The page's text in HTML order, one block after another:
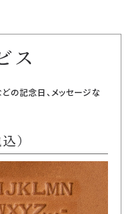
ス
の記念日、メッセージな
）